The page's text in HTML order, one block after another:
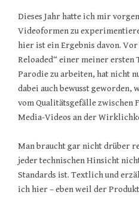
Dieses Jahr hatte ich mir
Videoformen zu
hier ist ein Ergebnis davon.
Reloaded“ einer meiner ersten
Parodie zu arbeiten, hat nicht
dabei auch bewusst geworden,
vom Qualitätsgefälle zwischen
Media-Videos an der
Man braucht gar nicht drüber
jeder technischen Hinsicht
Standards ist. Textlich und
ich hier – eben weil der